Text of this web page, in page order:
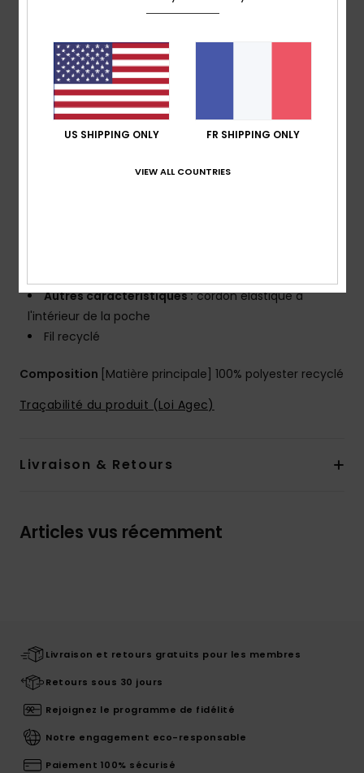
sécher et confortable
boardshorts emblématiques, notre matière Highlite a
tout bon – vous pouvez vous concentrer sur votre surf
Revêtement : Traitement hydrophobe sans PFC
Coupe :coupe droite intemporelle
Longueur :longueur 21", coupe mi-longue
cordon de serrage
Autres caractéristiques :cordon élastique à
l'intérieur de la poche
Fil recyclé
Composition [Matière principale] 100% polyester recyclé
Traçabilité du produit (Loi Agec)
Livraison & Retours
Articles vus récemment
Livraison et retours gratuits pour les membres
Retours sous 30 jours
Rejoignez le programme de fidélité
Notre engagement eco-responsable
Paiement 100% sécurisé
US SHIPPING ONLY FR SHIPPING ONLY
VIEW ALL COUNTRIES